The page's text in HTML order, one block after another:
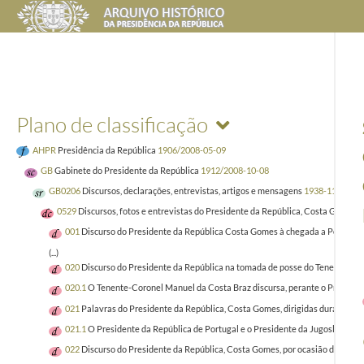
Plano de classificação
AHPR Presidência da República 1906/2008-05-09
GBGabinete do Presidente da República 1912/2008-10-08
GB0206 Discursos, declarações, entrevistas, artigos e mensagens 1938-11-29/
0529 Discursos, fotos e entrevistas do Presidente da República, Costa Gomes
001 Discurso do Presidente da República Costa Gomes à chegada a Portugal
(...)
020 Discurso do Presidente da República na tomada de posse do Tenente-
020.1 O Tenente-Coronel Manuel da Costa Braz discursa, perante o
021 Palavras do Presidente da República, Costa Gomes, dirigidas durante
021.1 O Presidente da República de Portugal e o Presidente da Jugoslávia,
022 Discurso do Presidente da República, Costa Gomes, por ocasião da